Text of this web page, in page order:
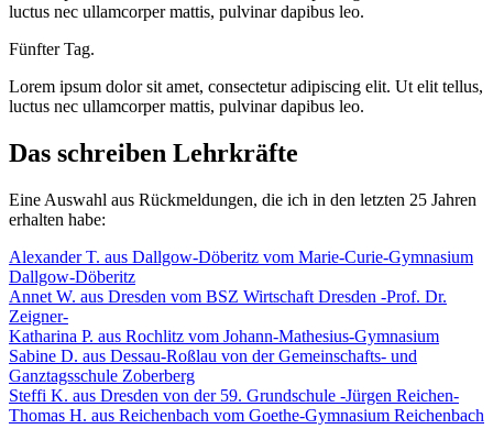
luctus nec ullamcorper mattis, pulvinar dapibus leo.
Fünfter Tag.
Lorem ipsum dolor sit amet, consectetur adipiscing elit. Ut elit tellus,
luctus nec ullamcorper mattis, pulvinar dapibus leo.
Das schreiben Lehrkräfte
Eine Auswahl aus Rückmeldungen, die ich in den letzten 25 Jahren
erhalten habe:
Alexander T. aus Dallgow-Döberitz vom Marie-Curie-Gymnasium
Dallgow-Döberitz
Annet W. aus Dresden vom BSZ Wirtschaft Dresden -Prof. Dr.
Zeigner-
Katharina P. aus Rochlitz vom Johann-Mathesius-Gymnasium
Sabine D. aus Dessau-Roßlau von der Gemeinschafts- und
Ganztagsschule Zoberberg
Steffi K. aus Dresden von der 59. Grundschule -Jürgen Reichen-
Thomas H. aus Reichenbach vom Goethe-Gymnasium Reichenbach